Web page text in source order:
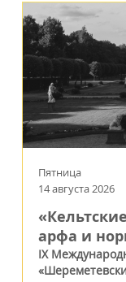
Пятница
14 августа 2026
арфа и
IX